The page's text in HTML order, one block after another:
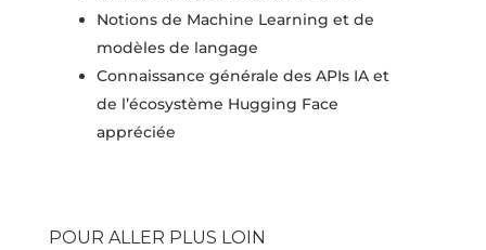
Notions de Machine Learning et de
modèles de langage
Connaissance générale des APIs IA et
de l’écosystème Hugging Face
appréciée
POUR ALLER PLUS LOIN